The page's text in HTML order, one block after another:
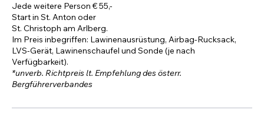
Jede weitere Person € 55,-
Start in St. Anton oder
St. Christoph am Arlberg.
Im Preis inbegriffen: Lawinenausrüstung, Airbag-Rucksack,
LVS-Gerät, Lawinenschaufel und Sonde (je nach
Verfügbarkeit).
*unverb. Richtpreis lt. Empfehlung des österr.
Bergführerverbandes